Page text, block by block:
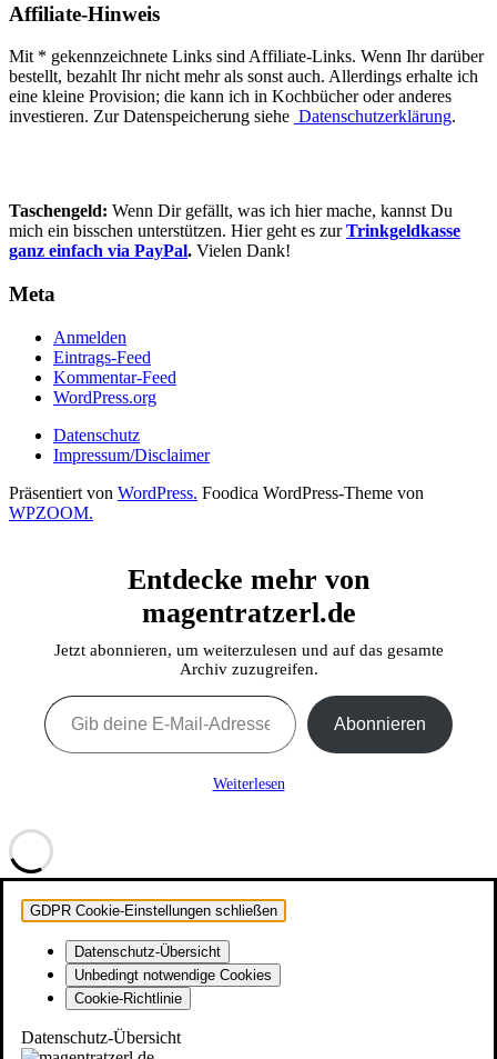
Affiliate-Hinweis
Mit * gekennzeichnete Links sind Affiliate-Links. Wenn Ihr darüber
bestellt, bezahlt Ihr nicht mehr als sonst auch. Allerdings erhalte ich
eine kleine Provision; die kann ich in Kochbücher oder anderes
investieren. Zur Datenspeicherung siehe Datenschutzerklärung.
Taschengeld: Wenn Dir gefällt, was ich hier mache, kannst Du
mich ein bisschen unterstützen. Hier geht es zurTrinkgeldkasse
ganz einfach via PayPal. Vielen Dank!
Meta
Anmelden
Eintrags-Feed
Kommentar-Feed
WordPress.org
Datenschutz
Impressum/Disclaimer
Präsentiert von WordPress. Foodica WordPress-Theme von
WPZOOM.
Entdecke mehr von
magentratzerl.de
Jetzt abonnieren, um weiterzulesen und auf das gesamte
Archiv zuzugreifen.
Gib deine E-Mail-Adresse ein ...
Abonnieren
Weiterlesen
GDPR Cookie-Einstellungen schließen
Datenschutz-Übersicht
Unbedingt notwendige Cookies
Cookie-Richtlinie
Datenschutz-Übersicht